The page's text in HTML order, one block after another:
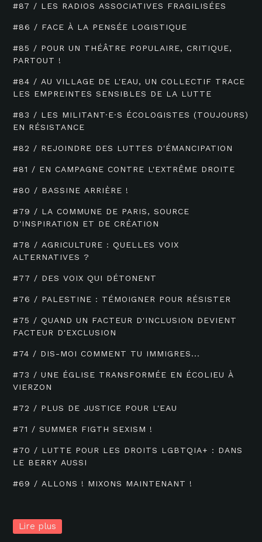
#87 / LES RADIOS ASSOCIATIVES FRAGILISÉES
#86 / FACE À LA PENSÉE LOGISTIQUE
#85 / POUR UN THÉÂTRE POPULAIRE, CRITIQUE,
PARTOUT !
#84 / AU VILLAGE DE L'EAU, UN COLLECTIF TRACE
LES EMPREINTES SENSIBLES DE LA LUTTE
#83 / LES MILITANT·E·S ÉCOLOGISTES (TOUJOURS)
EN RÉSISTANCE
#82 / REJOINDRE DES LUTTES D'ÉMANCIPATION
#81 / EN CAMPAGNE CONTRE L'EXTRÊME DROITE
#80 / BASSINE ARRIÈRE !
#79 / LA COMMUNE DE PARIS, SOURCE
D'INSPIRATION ET DE CRÉATION
#78 / AGRICULTURE : QUELLES VOIX
ALTERNATIVES ?
#77 / DES VOIX QUI DÉTONENT
#76 / PALESTINE : TÉMOIGNER POUR RÉSISTER
#75 / QUAND UN FACTEUR D'INCLUSION DEVIENT
FACTEUR D'EXCLUSION
#74 / DIS-MOI COMMENT TU IMMIGRES...
#73 / UNE ÉGLISE TRANSFORMÉE EN ÉCOLIEU À
VIERZON
#72 / PLUS DE JUSTICE POUR L'EAU
#71 / SUMMER FIGTH SEXISM !
#70 / LUTTE POUR LES DROITS LGBTQIA+ : DANS
LE BERRY AUSSI
#69 / ALLONS ! MIXONS MAINTENANT !
Lire plus